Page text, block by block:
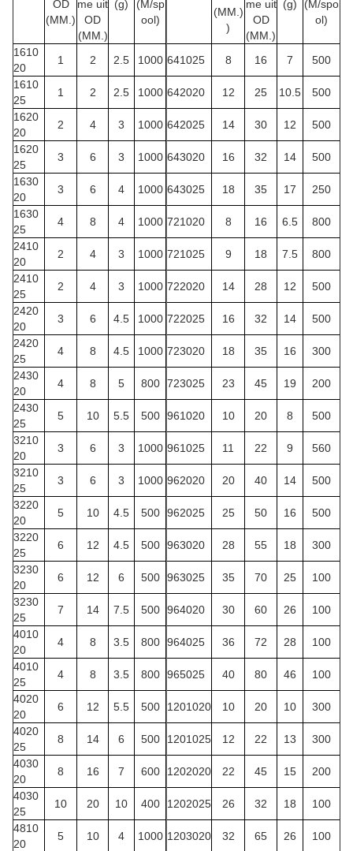
OD
(MM.)
me uit
OD
(MM.)
(g)
(M/sp
ool)
(MM.)
)
me uit
OD
(MM.)
(g)
(M/spo
ol)
1610
20
1 2 2.5 1000 641025 8 16 7
500
1610
25
1 2 2.5 1000 642020 12 25 10.5
500
1620
20
2 4 3 1000 642025 14 30 12
500
1620
25
3 6 3 1000 643020 16 32 14
500
1630
20
3 6 4 1000 643025 18 35 17
250
1630
25
4 8 4 1000 721020 8 16 6.5
800
2410
20
2 4 3 1000 721025 9 18 7.5
800
2410
25
2 4 3 1000 722020 14 28 12
500
2420
20
3 6 4.5 1000 722025 16 32 14
500
2420
25
4 8 4.5 1000 723020 18 35 16
300
2430
20
4 8 5 800 723025 23 45 19
200
2430
25
5 10 5.5 500 961020 10 20 8
500
3210
20
3 6 3 1000 961025 11 22 9
560
3210
25
3 6 3 1000 962020 20 40 14
500
3220
20
5 10 4.5 500 962025 25 50 16
500
3220
25
6 12 4.5 500 963020 28 55 18
300
3230
20
6 12 6 500 963025 35 70 25
100
3230
25
7 14 7.5 500 964020 30 60 26
100
4010
20
4 8 3.5 800 964025 36 72 28
100
4010
25
4 8 3.5 800 965025 40 80 46
100
4020
20
6 12 5.5 500 1201020 10 20 10
300
4020
25
8 14 6 500 1201025 12 22 13
300
4030
20
8 16 7 600 1202020 22 45 15
200
4030
25
10 20 10 400 1202025 26 32 18
100
4810
20
5 10 4 1000 1203020 32 65 26
100